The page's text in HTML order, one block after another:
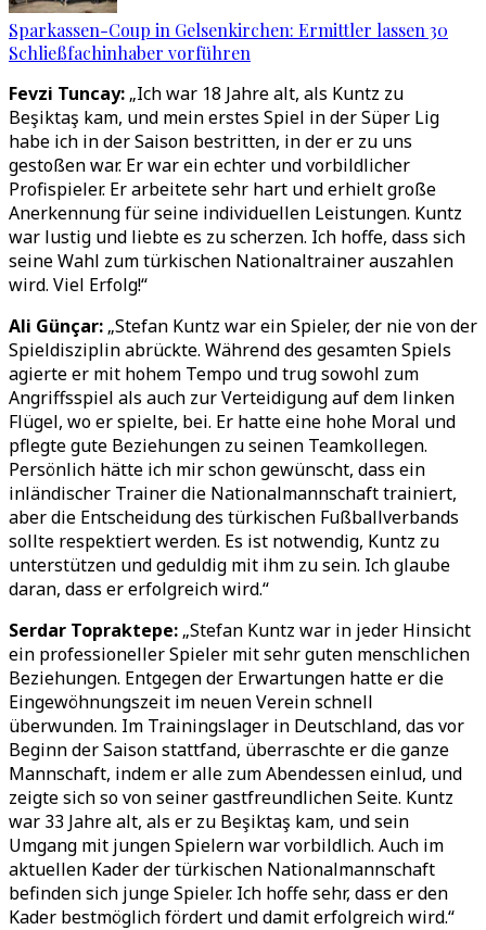
Sparkassen-Coup in Gelsenkirchen: Ermittler lassen 30
Schließfachinhaber vorführen
Fevzi Tuncay: „Ich war 18 Jahre alt, als Kuntz zu
Beşiktaş kam, und mein erstes Spiel in der Süper Lig
habe ich in der Saison bestritten, in der er zu uns
gestoßen war. Er war ein echter und vorbildlicher
Profispieler. Er arbeitete sehr hart und erhielt große
Anerkennung für seine individuellen Leistungen. Kuntz
war lustig und liebte es zu scherzen. Ich hoffe, dass sich
seine Wahl zum türkischen Nationaltrainer auszahlen
wird. Viel Erfolg!“
Ali Günçar: „Stefan Kuntz war ein Spieler, der nie von der
Spieldisziplin abrückte. Während des gesamten Spiels
agierte er mit hohem Tempo und trug sowohl zum
Angriffsspiel als auch zur Verteidigung auf dem linken
Flügel, wo er spielte, bei. Er hatte eine hohe Moral und
pflegte gute Beziehungen zu seinen Teamkollegen.
Persönlich hätte ich mir schon gewünscht, dass ein
inländischer Trainer die Nationalmannschaft trainiert,
aber die Entscheidung des türkischen Fußballverbands
sollte respektiert werden. Es ist notwendig, Kuntz zu
unterstützen und geduldig mit ihm zu sein. Ich glaube
daran, dass er erfolgreich wird.“
Serdar Topraktepe: „Stefan Kuntz war in jeder Hinsicht
ein professioneller Spieler mit sehr guten menschlichen
Beziehungen. Entgegen der Erwartungen hatte er die
Eingewöhnungszeit im neuen Verein schnell
überwunden. Im Trainingslager in Deutschland, das vor
Beginn der Saison stattfand, überraschte er die ganze
Mannschaft, indem er alle zum Abendessen einlud, und
zeigte sich so von seiner gastfreundlichen Seite. Kuntz
war 33 Jahre alt, als er zu Beşiktaş kam, und sein
Umgang mit jungen Spielern war vorbildlich. Auch im
aktuellen Kader der türkischen Nationalmannschaft
befinden sich junge Spieler. Ich hoffe sehr, dass er den
Kader bestmöglich fördert und damit erfolgreich wird.“